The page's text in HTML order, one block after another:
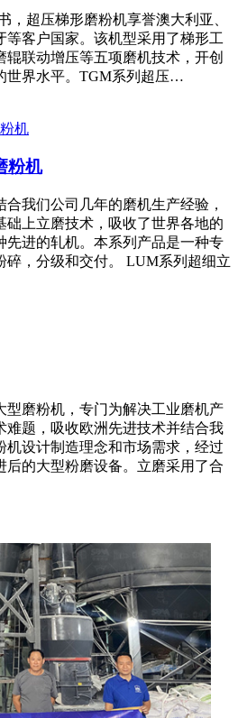
，超压梯形磨粉机享誉澳大利亚、
等客户国家。该机型采用了梯形工
辊联动增压等五项磨机技术，开创
世界水平。TGM系列超压…
粉机
合我们公司几年的磨机生产经验，
础上立磨技术，吸收了世界各地的
先进的轧机。本系列产品是一种专
碎，分级和交付。 LUM系列超细立
型磨粉机，专门为解决工业磨机产
难题，吸收欧洲先进技术并结合我
机设计制造理念和市场需求，经过
后的大型粉磨设备。立磨采用了合